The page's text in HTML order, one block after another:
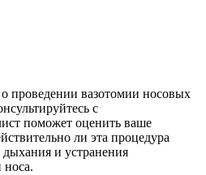
проведении вазотомии носовых
с
поможет оценить ваше
ли эта процедура
и устранения
носа.